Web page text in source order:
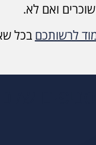
ואם לא.
לרשותכם בכל